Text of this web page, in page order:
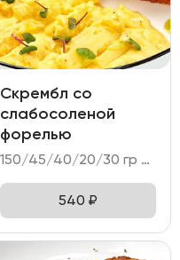
Скрембл со
слабосоленой
форелью
150/45/40/20/30 гр Состав: - яйцо куриное (3 шт); - форель слабосоленая; - тартин пшеничный; - микс салата; - намазка сырная.
540 ₽